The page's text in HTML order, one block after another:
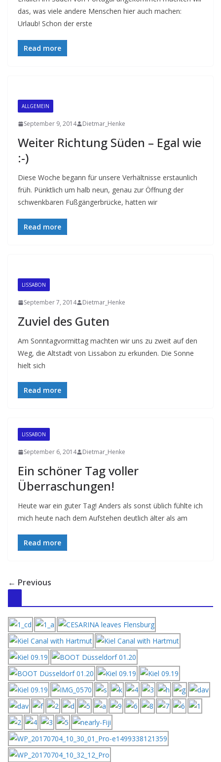
das, was viele andere Menschen hier auch machen:
Urlaub! Schon der erste
Read more
ALLGEMEIN
September 9, 2014 Dietmar_Henke
Weiter Richtung Süden – Egal wie
:-)
Diese Woche begann für unsere Verhältnisse erstaunlich
früh. Pünktlich um halb neun, genau zur Öffnung der
schwenkbaren Fußgängerbrücke, hatten wir
Read more
LISSABON
September 7, 2014 Dietmar_Henke
Zuviel des Guten
Am Sonntagvormittag machten wir uns zu zweit auf den
Weg, die Altstadt von Lissabon zu erkunden. Die Sonne
hielt sich
Read more
LISSABON
September 6, 2014 Dietmar_Henke
Ein schöner Tag voller
Überraschungen!
Heute war ein guter Tag! Anders als sonst üblich fühlte ich
mich heute nach dem Aufstehen deutlich älter als am
Read more
← Previous